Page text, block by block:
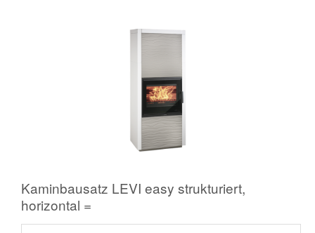
Kaminbausatz LEVI easy strukturiert,
horizontal =